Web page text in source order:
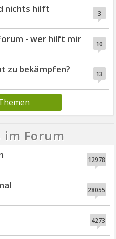
3
nichts hilft
10
- wer hilft mir
13
zu bekämpfen?
Forum
12978
28055
4273